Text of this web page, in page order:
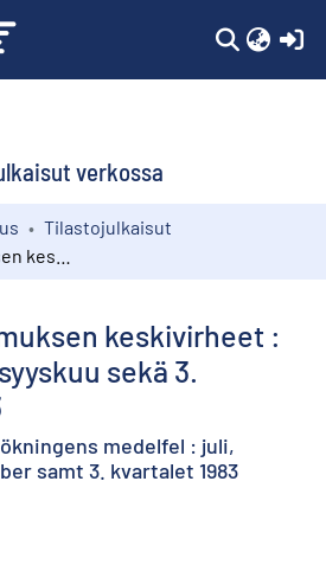
verkossa
Tilastojulkaisut
keskivirheet :
sekä 3.
medelfel : juli,
samt 3. kvartalet 1983